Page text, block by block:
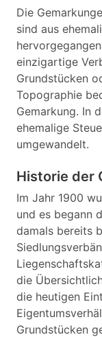
Die
sind aus
einzigartige
Grundstücken
Topographie
Gemarkung. In
ehemalige
umgewandelt.
Historie der
Im Jahr 1900
und es begann
damals bereits
die
die heutigen
Grundstücken